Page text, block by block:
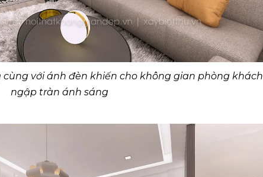
với ánh đèn khiến cho không gian phòng khách
ngập tràn ánh sáng